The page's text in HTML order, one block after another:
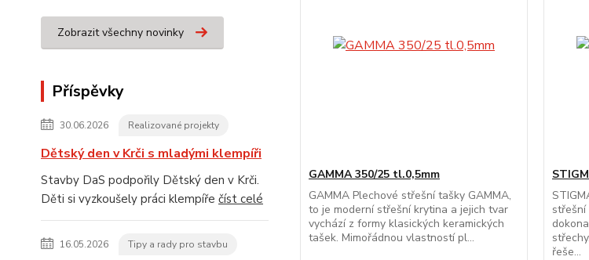
Zobrazit všechny novinky
Příspěvky
30.06.2026 Realizované projekty
Dětský den v Krči s mladými klempíři
Stavby DaS podpořily Dětský den v Krči.
Děti si vyzkoušely práci klempíře číst celé
16.05.2026 Tipy a rady pro stavbu
GAMMA 350/25 tl.0,5mm
GAMMA Plechové střešní tašky GAMMA,
to je moderní střešní krytina a jejich tvar
vychází z formy klasických keramických
tašek. Mimořádnou vlastností pl...
střešní
řeše...